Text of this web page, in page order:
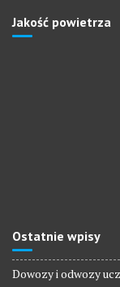
Jakość powietrza
Ostatnie wpisy
Dowozy i odwozy